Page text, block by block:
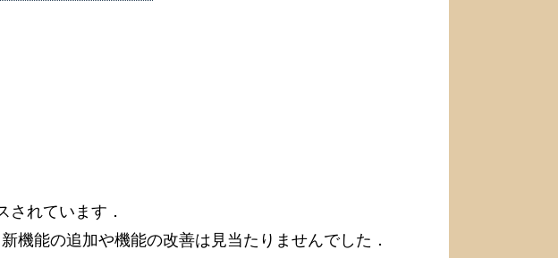
れています．
機能の追加や機能の改善は見当たりませんでした．